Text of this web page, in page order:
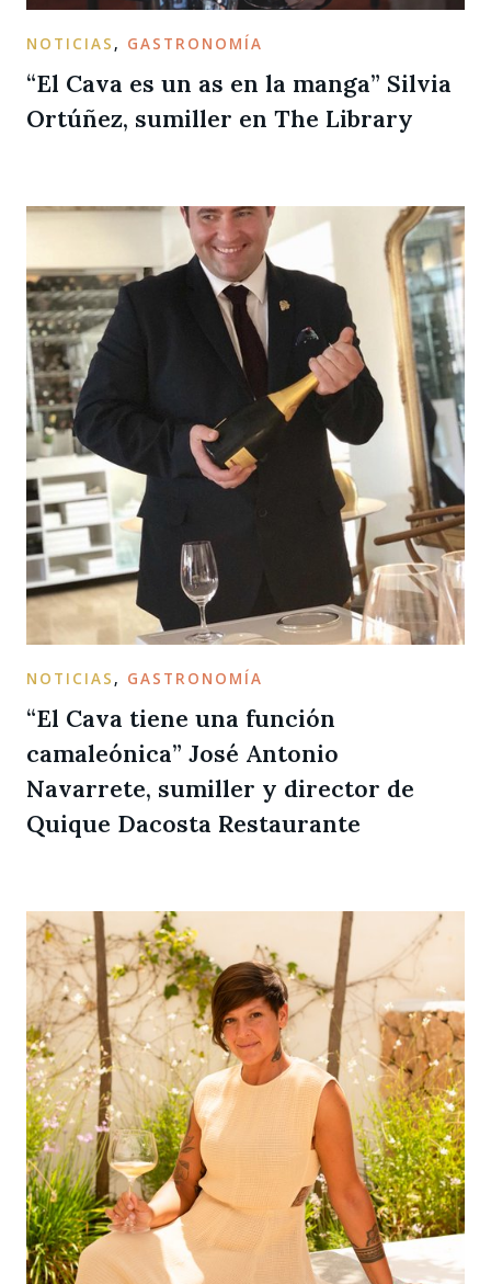
NOTICIAS , GASTRONOMÍA
“El Cava es un as en la manga” Silvia
Ortúñez, sumiller en The Library
NOTICIAS , GASTRONOMÍA
“El Cava tiene una función
camaleónica” José Antonio
Navarrete, sumiller y director de
Quique Dacosta Restaurante